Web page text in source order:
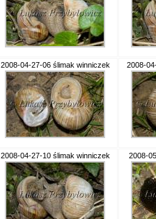
2008-04-27-06 ślimak winniczek 2008-
2008-04-27-10 ślimak winniczek 2008-